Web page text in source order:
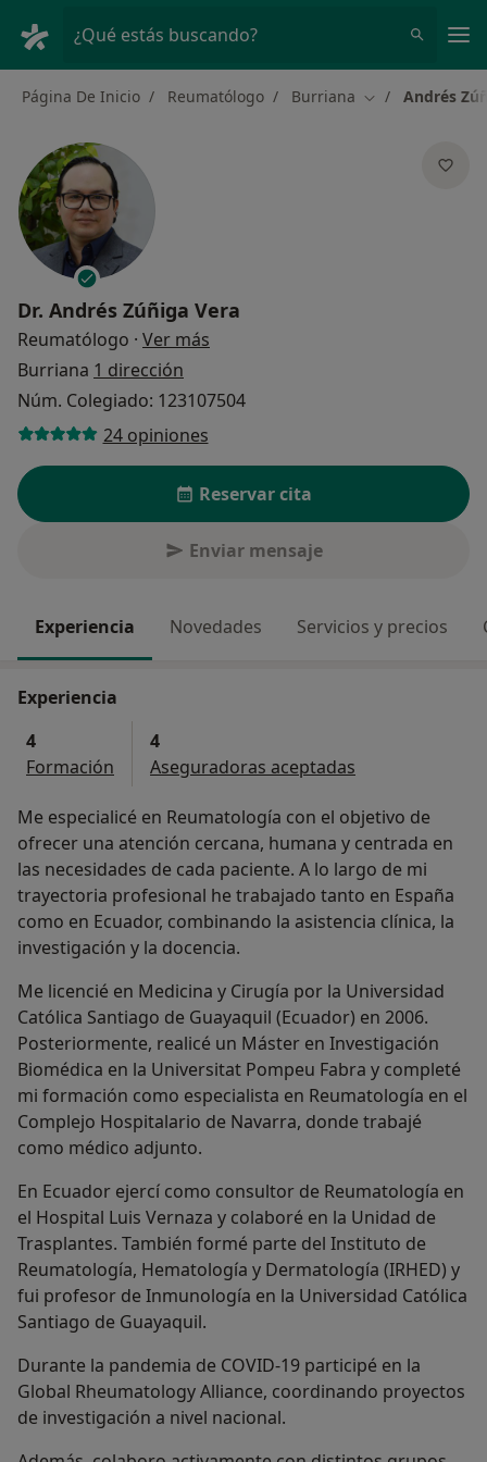
¿Qué estás buscando?
Página De Inicio Reumatólogo Burriana Cambiar de
Andrés
Dr. Andrés Zúñiga Vera
Reumatólogo · Ver más
Burriana 1 dirección
Núm. Colegiado: 123107504
24 opiniones
Reservar cita
Enviar mensaje
Experiencia Novedades Servicios y precios
Experiencia
4
Formación
4
Aseguradoras aceptadas
Me especialicé en Reumatología con el objetivo de
ofrecer una atención cercana, humana y centrada en
las necesidades de cada paciente. A lo largo de mi
trayectoria profesional he trabajado tanto en España
como en Ecuador, combinando la asistencia clínica, la
investigación y la docencia.
Me licencié en Medicina y Cirugía por la Universidad
Católica Santiago de Guayaquil (Ecuador) en 2006.
Posteriormente, realicé un Máster en Investigación
Biomédica en la Universitat Pompeu Fabra y completé
mi formación como especialista en Reumatología en el
Complejo Hospitalario de Navarra, donde trabajé
como médico adjunto.
En Ecuador ejercí como consultor de Reumatología en
el Hospital Luis Vernaza y colaboré en la Unidad de
Trasplantes. También formé parte del Instituto de
Reumatología, Hematología y Dermatología (IRHED) y
fui profesor de Inmunología en la Universidad Católica
Santiago de Guayaquil.
Durante la pandemia de COVID-19 participé en la
Global Rheumatology Alliance, coordinando proyectos
de investigación a nivel nacional.